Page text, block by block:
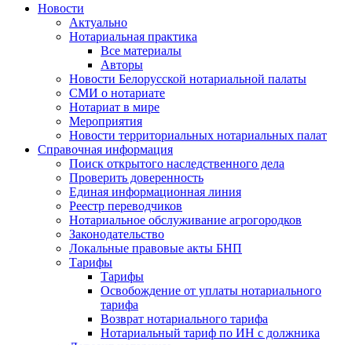
Новости
Актуально
Нотариальная практика
Все материалы
Авторы
Новости Белорусской нотариальной палаты
СМИ о нотариате
Нотариат в мире
Мероприятия
Новости территориальных нотариальных палат
Справочная информация
Поиск открытого наследственного дела
Проверить доверенность
Единая информационная линия
Реестр переводчиков
Нотариальное обслуживание агрогородков
Законодательство
Локальные правовые акты БНП
Тарифы
Тарифы
Освобождение от уплаты нотариального
тарифа
Возврат нотариального тарифа
Нотариальный тариф по ИН с должника